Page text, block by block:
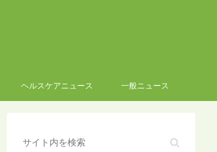
ヘルスケアニュース 一般ニュース